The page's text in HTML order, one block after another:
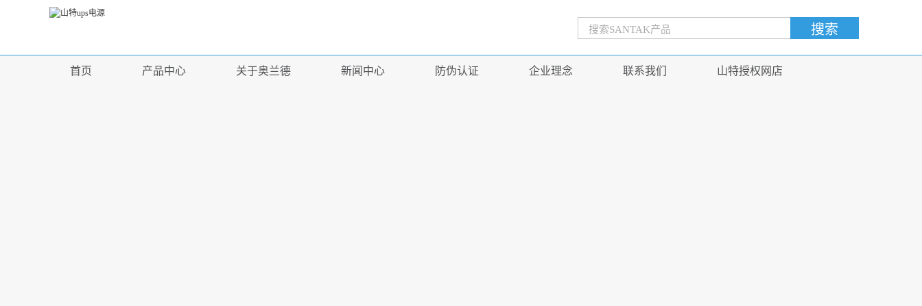
首页 产品中心 关于奥兰德 新闻中心 防伪认证 企业理念 联系我们 山特授权网店